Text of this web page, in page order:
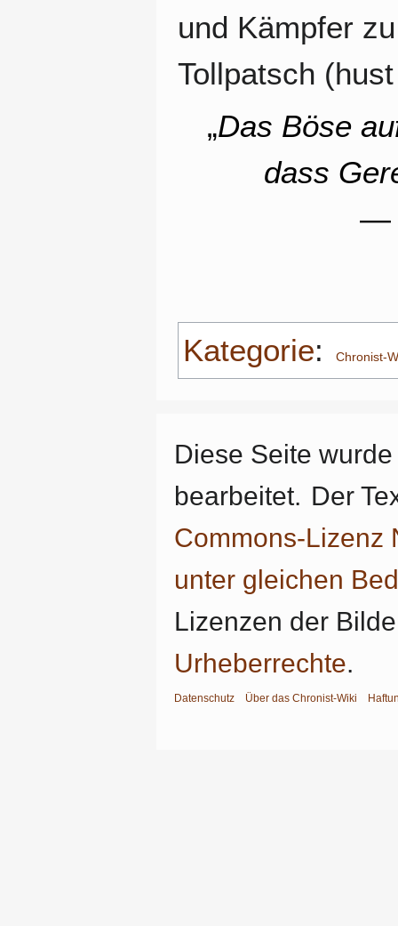
und Kämpfer
Tollpatsch
„Das Böse
dass
—
Kategorie: Chronist-
Diese Seite
bearbeitet. Der
Commons-Lizenz
unter gleichen
Lizenzen der
Urheberrechte.
Datenschutz Über das Chronist-Wiki